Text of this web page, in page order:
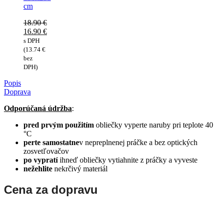
cm
18.90€
Pôvodná
cena
bola:
18.90 €.
16.90 €
Aktuálna
cena
je:
16.90 €.
s DPH
(13.74 €
bez
DPH)
Popis
Doprava
Odporúčaná údržba:
pred prvým použitím obliečky vyperte naruby pri teplote 40
°C
perte samostatnev nepreplnenej práčke a bez optických
zosvetľovačov
po vypratíihneď obliečky vytiahnite z práčky a vyveste
nežehlite nekrčivý materiál
Cena za dopravu